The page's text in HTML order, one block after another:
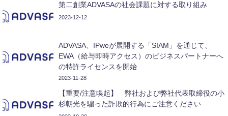
第二創業ADVASAの社会課題に対する取り組み
2023-12-12
ADVASA、IPweが展開する「SIAM」を通じて、
EWA（給与即時アクセス）のビジネスパートナーへ
の特許ライセンスを開始
2023-11-28
【重要/注意喚起】 弊社および弊社代表取締役の小
杉朝光を騙った詐欺的行為にご注意ください